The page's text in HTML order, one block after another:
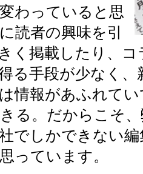
わっていると思
読者の興味を引
く掲載したり、
る手段が少なく
情報があふれて
る。だからこそ
でしかできない
っています。